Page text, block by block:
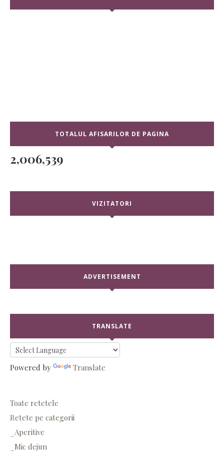
TOTALUL AFISARILOR DE PAGINA
2,006,539
VIZITATORI
ADVERTISEMENT
TRANSLATE
Powered by Translate
Toate retetele
Retete pe categorii
_Aperitive
_Mic dejun